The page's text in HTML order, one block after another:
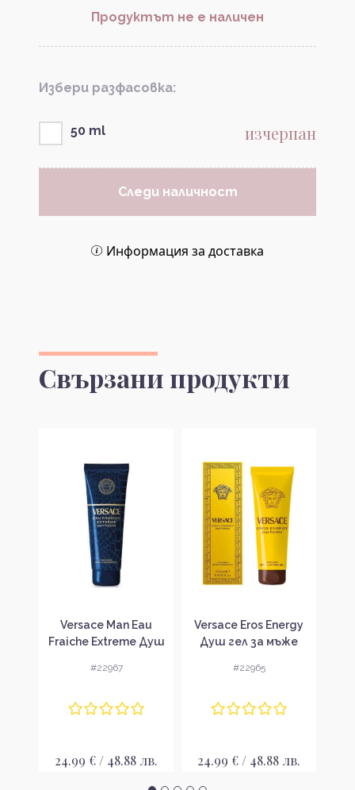
Продуктът не е наличен
Избери разфасовка:
50 ml изчерпан
Следи наличност
Информация за доставка
Свързани продукти
Versace Man Eau
Fraiche Extreme Душ
#22967
24.99 € / 48.88 лв.
Versace Eros Energy
Душ гел за мъже
#22965
24.99 € / 48.88 лв.